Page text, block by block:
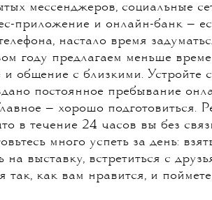
мессенджеров, социальные
приложение и онлайн-банк —
настало время
году предлагаем меньше
и общение с близкими. Устройте
постоянное пребывание
— хорошо подготовиться.
в течение 24 часов вы без
много успеть за день:
на выставку, встретиться с
так, как вам нравится, и